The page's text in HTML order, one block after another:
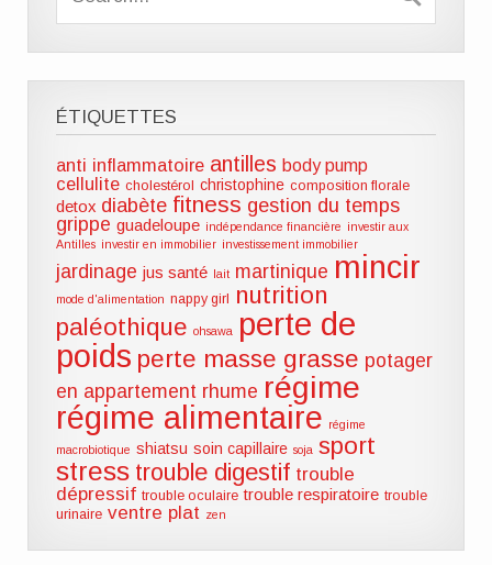
ÉTIQUETTES
anti inflammatoire antilles body pump
cellulite cholestérol christophine composition florale
detox diabète fitness gestion du temps
grippe guadeloupe indépendance financière investir aux
Antilles investir en immobilier investissement immobilier
jardinage jus santé lait martinique mincir
mode d'alimentation nappy girl nutrition
paléothique ohsawa
perte de
poids perte masse grasse potager
en appartement rhume régime
régime alimentaire régime
macrobiotique shiatsu soin capillaire soja sport
stress trouble digestif trouble
dépressif trouble oculaire trouble respiratoire trouble
urinaire ventre plat zen